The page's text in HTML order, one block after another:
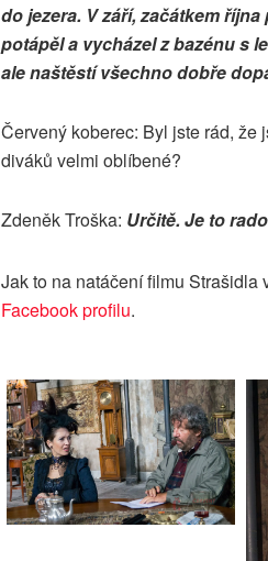
do jezera. V září, začátkem
potápěl a vycházel z bazénu s
ale naštěstí všechno dobře
Červený koberec: Byl jste rád, že
diváků velmi oblíbené?
Zdeněk Troška: Určitě. Je to
Jak to na natáčení filmu Strašidla
Facebook profilu.